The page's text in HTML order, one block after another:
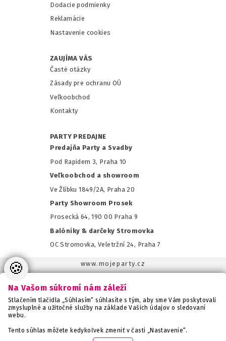
Dodacie podmienky
Reklamácie
Nastavenie cookies
ZAUJÍMA VÁS
Časté otázky
Zásady pre ochranu OÚ
Veľkoobchod
Kontakty
PARTY PREDAJNE
Predajňa Party a Svadby
Pod Rapidem 3, Praha 10
Veľkoobchod a showroom
Ve Žlíbku 1849/2A, Praha 20
Party Showroom Prosek
Prosecká 64, 190 00 Praha 9
Balóniky & darčeky Stromovka
OC Stromovka, Veletržní 24, Praha 7
www.mojeparty.cz
www.svatebnivyzdoba.cz
www.detskaparty.cz
www.potiskbalonku.cz
🍪
Na Vašom súkromí nám záleží
Stlačením tlačidla „Súhlasím“ súhlasíte s tým, aby sme Vám poskytovali
zmysluplné a užitočné služby na základe Vašich údajov o sledovaní
webu.
Tento súhlas môžete kedykoľvek zmeniť v časti „Nastavenie“.